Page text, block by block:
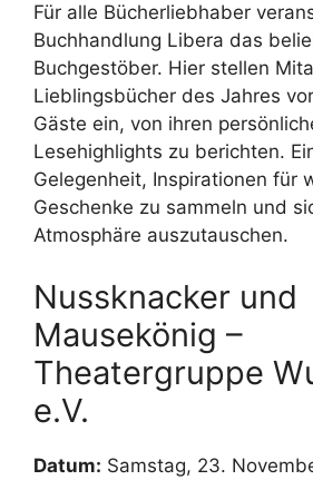
Für alle Bücherliebhaber
Buchhandlung Libera das
Buchgestöber. Hier stellen
Lieblingsbücher des Jahres
Gäste ein, von ihren
Lesehighlights zu berichten.
Gelegenheit, Inspirationen für
Geschenke zu sammeln und
Atmosphäre auszutauschen.
Nussknacker und
Mausekönig –
Theatergruppe
e.V.
Datum: Samstag, 23.